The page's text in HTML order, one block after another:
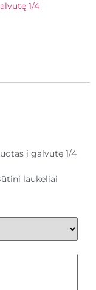
1/4
į galvutę 1/4
laukeliai